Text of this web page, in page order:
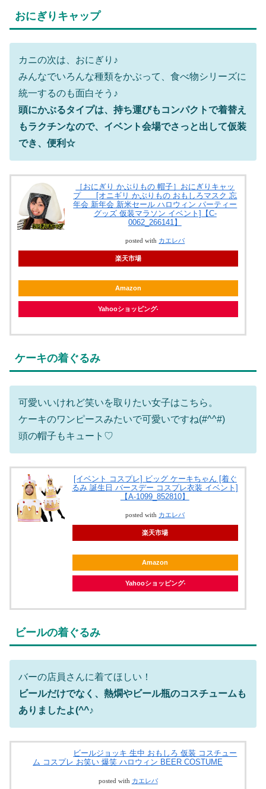
おにぎりキャップ
カニの次は、おにぎり♪
みんなでいろんな種類をかぶって、食べ物シリーズに
統一するのも面白そう♪
頭にかぶるタイプは、持ち運びもコンパクトで着替え
もラクチンなので、イベント会場でさっと出して仮装
でき、便利☆
［おにぎり かぶりもの 帽子］おにぎりキャッ
プ [オニギリ かぶりもの おもしろマスク 忘
年会 新年会 新米セール ハロウィン パーティー
グッズ 仮装マラソン イベント]【C-
0062_266141】
posted with カエレバ
楽天市場
Amazon
Yahooショッピング
ケーキの着ぐるみ
可愛いいけれど笑いを取りたい女子はこちら。
ケーキのワンピースみたいで可愛いですね(#^^#)
頭の帽子もキュート♡
[イベント コスプレ] ビッグ ケーキちゃん [着ぐ
るみ 誕生日 バースデー コスプレ衣装 イベント]
【A-1099_852810】
posted with カエレバ
楽天市場
Amazon
Yahooショッピング
ビールの着ぐるみ
バーの店員さんに着てほしい！
ビールだけでなく、熱燗やビール瓶のコスチュームも
ありましたよ(^^♪
ビールジョッキ 生中 おもしろ 仮装 コスチュー
ム コスプレ お笑い 爆笑 ハロウィン BEER COSTUME
posted with カエレバ